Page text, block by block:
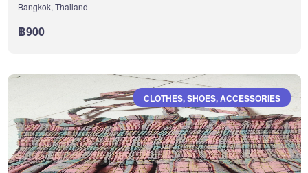
Bangkok, Thailand
฿900
CLOTHES, SHOES, ACCESSORIES